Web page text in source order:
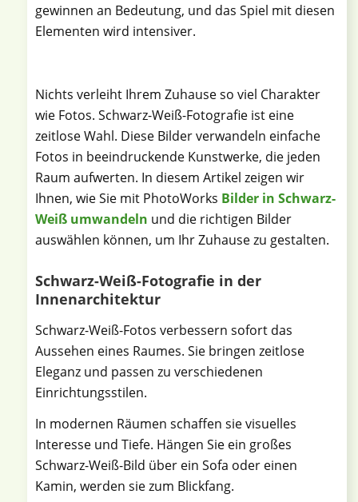
gewinnen an Bedeutung, und das Spiel mit diesen
Elementen wird intensiver.
Nichts verleiht Ihrem Zuhause so viel Charakter
wie Fotos. Schwarz-Weiß-Fotografie ist eine
zeitlose Wahl. Diese Bilder verwandeln einfache
Fotos in beeindruckende Kunstwerke, die jeden
Raum aufwerten. In diesem Artikel zeigen wir
Ihnen, wie Sie mit PhotoWorks Bilder in Schwarz-
Weiß umwandeln und die richtigen Bilder
auswählen können, um Ihr Zuhause zu gestalten.
Schwarz-Weiß-Fotografie in der
Innenarchitektur
Schwarz-Weiß-Fotos verbessern sofort das
Aussehen eines Raumes. Sie bringen zeitlose
Eleganz und passen zu verschiedenen
Einrichtungsstilen.
In modernen Räumen schaffen sie visuelles
Interesse und Tiefe. Hängen Sie ein großes
Schwarz-Weiß-Bild über ein Sofa oder einen
Kamin, werden sie zum Blickfang.